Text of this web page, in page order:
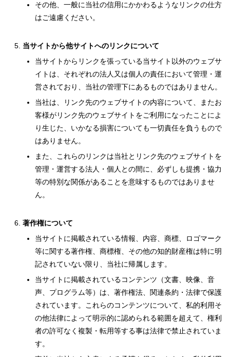
その他、一般に当社の信用にかかわるようなリンクの仕方
はご遠慮ください。
当サイトから他サイトへのリンクについて
当サイトからリンクを張っている当サイト以外のウェブサ
イトは、それぞれの法人又は個人の責任において管理・運
営されており、当社の管理下にあるものではありません。
当社は、リンク先のウェブサイトの内容について、またお
客様がリンク先のウェブサイトをご利用になったことによ
り生じた、いかなる損害についても一切責任を負うもので
はありません。
また、これらのリンクは当社とリンク先のウェブサイトを
管理・運営する法人・個人との間に、必ずしも提携・協力
等の特別な関係があることを意味するものではありませ
ん。
著作権について
当サイトに掲載されている情報、内容、商標、ロゴマーク
等に関する著作権、商標権、その他の知的財産権は特に明
記されていない限り、当社に帰属します。
当サイトに掲載されているコンテンツ（文書、映像、音
声、プログラム等）は、著作権法、関連条約・法律で保護
されています。これらのコンテンツについて、私的利用そ
の他法律によって明示的に認められる範囲を超えて、権利
者の許可なく複製・転用等する事は法律で禁止されていま
す。